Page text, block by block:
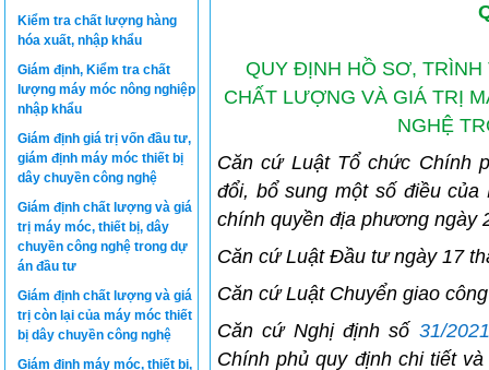
Kiểm tra chất lượng hàng
hóa xuất, nhập khẩu
Giám định, Kiểm tra chất
lượng máy móc nông nghiệp
nhập khẩu
Giám định giá trị vốn đầu tư,
giám định máy móc thiết bị
dây chuyền công nghệ
Giám định chất lượng và giá
trị máy móc, thiết bị, dây
chuyền công nghệ trong dự
án đầu tư
Giám định chất lượng và giá
trị còn lại của máy móc thiết
bị dây chuyền công nghệ
Giám định máy móc, thiết bị,
QUY ĐỊNH HỒ SƠ,
CHẤT LƯỢNG VÀ GIÁ TRỊ
NGHỆ
Căn cứ Luật Tổ chức Chính
đổi, bổ sung một số điều
chính quyền địa phương ngày
Căn cứ Luật Đầu tư ngày 17
Căn cứ Luật Chuyển giao
Căn cứ Nghị định số 31/
Chính phủ quy định chi tiết